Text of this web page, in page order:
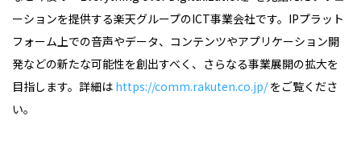
ーションを提供する楽天グループのICT事業会社です。 IPプラット
フォーム上での音声やデータ、コンテンツやアプリケーション開
発などの新たな可能性を創出すべく、さらなる事業展開の拡大を
目指します。詳細は https://comm.rakuten.co.jp/をご覧くださ
い。